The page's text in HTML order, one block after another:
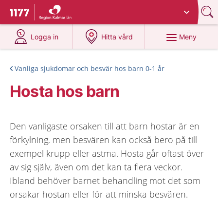
Till startsidan för 1177
Du har valt region
Logga in
på 1177.se
Hitta vård
på 1177.se
Meny
Vanliga sjukdomar och besvär hos barn 0-1 år
Hosta hos barn
Den vanligaste orsaken till att barn hostar är en
förkylning, men besvären kan också bero på till
exempel krupp eller astma. Hosta går oftast över
av sig själv, även om det kan ta flera veckor.
Ibland behöver barnet behandling mot det som
orsakar hostan eller för att minska besvären.